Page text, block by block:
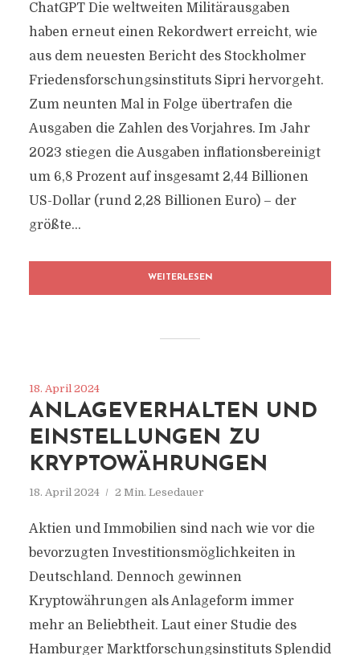
ChatGPT Die weltweiten Militärausgaben
haben erneut einen Rekordwert erreicht, wie
aus dem neuesten Bericht des Stockholmer
Friedensforschungsinstituts Sipri hervorgeht.
Zum neunten Mal in Folge übertrafen die
Ausgaben die Zahlen des Vorjahres. Im Jahr
2023 stiegen die Ausgaben inflationsbereinigt
um 6,8 Prozent auf insgesamt 2,44 Billionen
US-Dollar (rund 2,28 Billionen Euro) – der
größte...
WEITERLESEN
18. April 2024
ANLAGEVERHALTEN UND
EINSTELLUNGEN ZU
KRYPTOWÄHRUNGEN
18. April 2024 2 Min. Lesedauer
Aktien und Immobilien sind nach wie vor die
bevorzugten Investitionsmöglichkeiten in
Deutschland. Dennoch gewinnen
Kryptowährungen als Anlageform immer
mehr an Beliebtheit. Laut einer Studie des
Hamburger Marktforschungsinstituts Splendid